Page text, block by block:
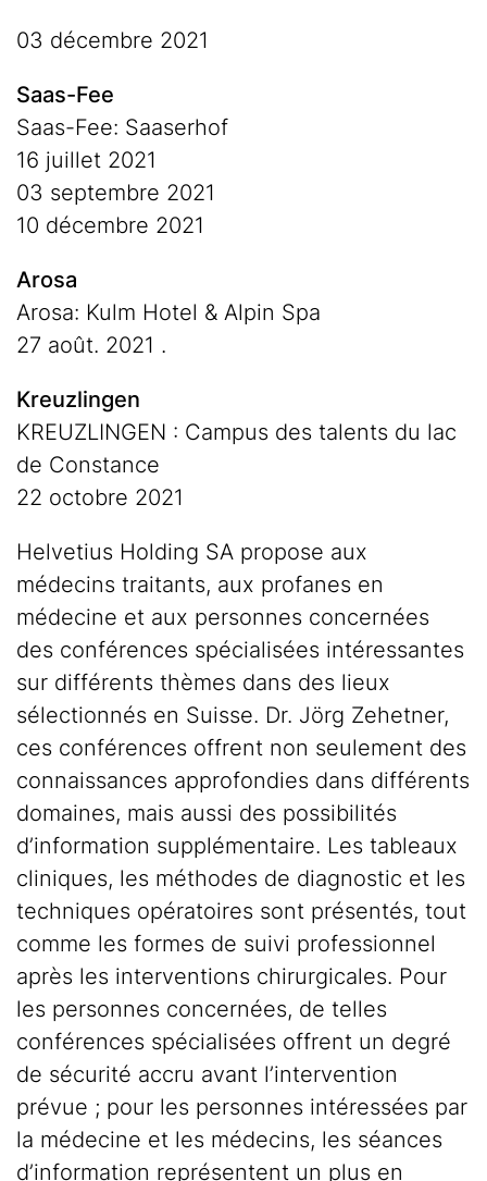
03 décembre 2021
Saas-Fee
Saas-Fee: Saaserhof
16 juillet 2021
03 septembre 2021
10 décembre 2021
Arosa
Arosa: Kulm Hotel & Alpin Spa
27 août. 2021 .
Kreuzlingen
KREUZLINGEN : Campus des talents du lac
de Constance
22 octobre 2021
Helvetius Holding SA propose aux
médecins traitants, aux profanes en
médecine et aux personnes concernées
des conférences spécialisées intéressantes
sur différents thèmes dans des lieux
sélectionnés en Suisse. Dr. Jörg Zehetner,
ces conférences offrent non seulement des
connaissances approfondies dans différents
domaines, mais aussi des possibilités
d’information supplémentaire. Les tableaux
cliniques, les méthodes de diagnostic et les
techniques opératoires sont présentés, tout
comme les formes de suivi professionnel
après les interventions chirurgicales. Pour
les personnes concernées, de telles
conférences spécialisées offrent un degré
de sécurité accru avant l’intervention
prévue ; pour les personnes intéressées par
la médecine et les médecins, les séances
d’information représentent un plus en